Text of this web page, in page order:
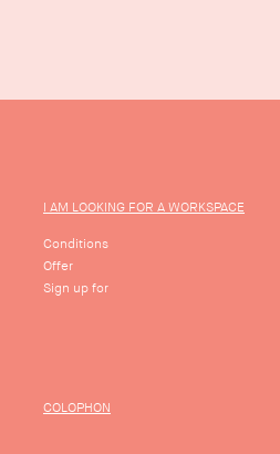
I AM LOOKING FOR A WORKSPACE
Conditions
Offer
Sign up for
COLOPHON